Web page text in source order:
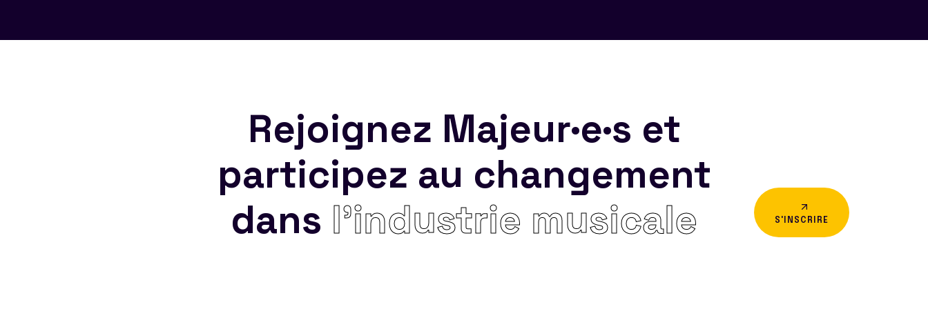
Rejoignez Majeur·e·s et
participez au changement
dans l’industrie musicale S'INSCRIRE